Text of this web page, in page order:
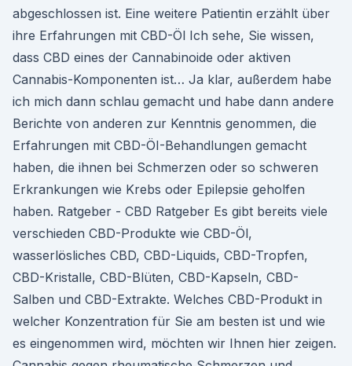
abgeschlossen ist. Eine weitere Patientin erzählt über
ihre Erfahrungen mit CBD-Öl Ich sehe, Sie wissen,
dass CBD eines der Cannabinoide oder aktiven
Cannabis-Komponenten ist… Ja klar, außerdem habe
ich mich dann schlau gemacht und habe dann andere
Berichte von anderen zur Kenntnis genommen, die
Erfahrungen mit CBD-ÖI-Behandlungen gemacht
haben, die ihnen bei Schmerzen oder so schweren
Erkrankungen wie Krebs oder Epilepsie geholfen
haben. Ratgeber - CBD Ratgeber Es gibt bereits viele
verschieden CBD-Produkte wie CBD-Öl,
wasserlösliches CBD, CBD-Liquids, CBD-Tropfen,
CBD-Kristalle, CBD-Blüten, CBD-Kapseln, CBD-
Salben und CBD-Extrakte. Welches CBD-Produkt in
welcher Konzentration für Sie am besten ist und wie
es eingenommen wird, möchten wir Ihnen hier zeigen.